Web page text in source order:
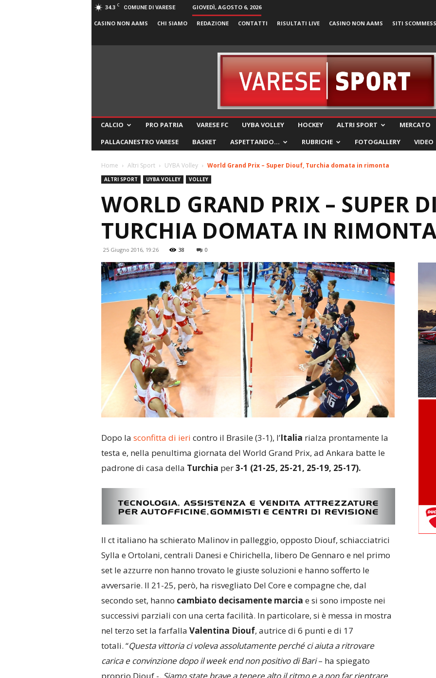
34.3 C COMUNE DI VARESE GIOVEDÌ, AGOSTO 6, 2026
CASINO NON AAMS CHI SIAMO REDAZIONE CONTATTI RISULTATI LIVE CASINO NON AAMS SITI
CALCIO PRO PATRIA VARESE FC UYBA VOLLEY HOCKEY ALTRI SPORT
MERCATO
PALLACANESTRO VARESE
BASKET ASPETTANDO… RUBRICHE FOTOGALLERY VIDEO
Home Altri Sport UYBA Volley World Grand Prix – Super Diouf, Turchia domata in rimonta
ALTRI SPORT UYBA VOLLEY VOLLEY
WORLD GRAND PRIX – SUPER
TURCHIA DOMATA IN RIMONTA
25 Giugno 2016, 19:26 38 0
Dopo la sconfitta di ieri contro il Brasile (3-1), l’Italia rialza prontamente la
testa e, nella penultima giornata del World Grand Prix, ad Ankara batte le
padrone di casa della Turchia per3-1 (21-25, 25-21, 25-19, 25-17).
Il ct italiano ha schierato Malinov in palleggio, opposto Diouf, schiacciatrici
Sylla e Ortolani, centrali Danesi e Chirichella, libero De Gennaro e nel primo
set le azzurre non hanno trovato le giuste soluzioni e hanno sofferto le
avversarie. Il 21-25, però, ha risvegliato Del Core e compagne che, dal
secondo set, hanno cambiato decisamente marcia e si sono imposte nei
successivi parziali con una certa facilità. In particolare, si è messa in mostra
nel terzo set la farfalla Valentina Diouf, autrice di 6 punti e di 17
totali. “Questa vittoria ci voleva assolutamente perché ci aiuta a ritrovare
carica e convinzione dopo il week end non positivo di Bari– ha spiegato